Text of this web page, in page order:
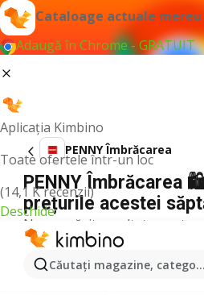
Cataloage actuale
Adaugă în Chrome - GRATUIT
Aplicația Kimbino
Toate ofertele într-un loc
(14,1 K recenzii)
Deschide
Căutaţi magazine,
PENNY Îmbrăcarea
PENNY Îmbrăcarea
prețurile acestei
Nu am găsit rezultate pentru
Alte produse în
PENNY Pizza PENNY